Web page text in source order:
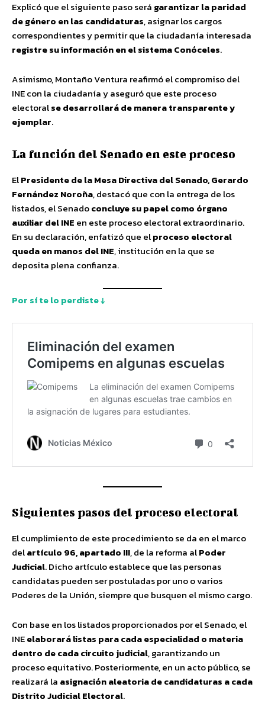
Explicó que el siguiente paso será garantizar la paridad
de género en las candidaturas, asignar los cargos
correspondientes y permitir que la ciudadanía interesada
registre su información en el sistema Conóceles.
Asimismo, Montaño Ventura reafirmó el compromiso del
INE con la ciudadanía y aseguró que este proceso
electoralse desarrollará de manera transparente y
ejemplar.
La función del Senado en este proceso
ElPresidente de la Mesa Directiva del Senado, Gerardo
Fernández Noroña, destacó que con la entrega de los
listados, el Senadoconcluye su papel como órgano
auxiliar del INE en este proceso electoral extraordinario.
En su declaración, enfatizó que elproceso electoral
queda en manos del INE, institución en la que se
deposita plena confianza.
Por sí te lo perdiste ↓
Siguientes pasos del proceso electoral
El cumplimiento de este procedimiento se da en el marco
delartículo 96, apartado III, de la reforma alPoder
Judicial. Dicho artículo establece que las personas
candidatas pueden ser postuladas por uno o varios
Poderes de la Unión, siempre que busquen el mismo cargo.
Con base en los listados proporcionados por el Senado, el
INEelaborará listas para cada especialidad o materia
dentro de cada circuito judicial, garantizando un
proceso equitativo. Posteriormente, en un acto público, se
realizará la asignación aleatoria de candidaturas a cada
Distrito Judicial Electoral.